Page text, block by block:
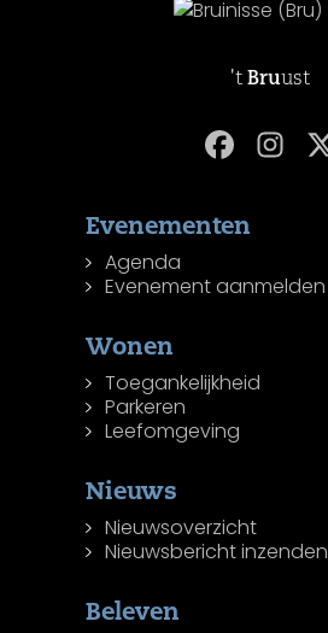
't Bruust
Evenementen
Agenda
Evenement aanmelden
Wonen
Toegankelijkheid
Parkeren
Leefomgeving
Nieuws
Nieuwsoverzicht
Nieuwsbericht inzenden
Beleven